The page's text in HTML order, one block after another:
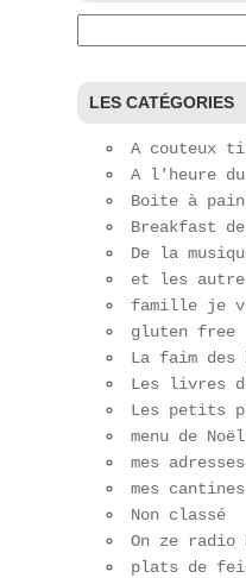
LES CATÉGORIES
A couteux
A l'heure
Boite à pain
Breakfast
De la
et les
famille je
gluten free
La faim des
Les livres
Les petits
menu de Noël
mes
mes cantines
Non classé
On ze radio
plats de